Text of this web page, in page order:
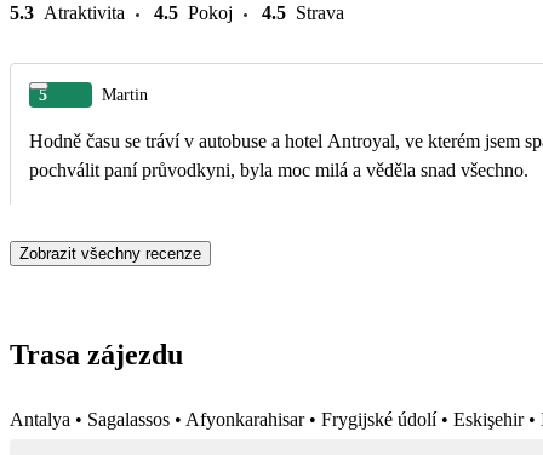
5.3 Atraktivita 4.5 Pokoj 4.5 Strava
5 Martin
Hodně času se tráví v autobuse a hotel Antroyal, ve kterém jsem
pochválit paní průvodkyni, byla moc milá a věděla snad všechno.
Zobrazit všechny recenze
Trasa zájezdu
Antalya • Sagalassos • Afyonkarahisar • Frygijské údolí • Eskişehir